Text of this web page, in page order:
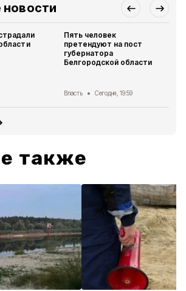
Пять человек
претендуют на пост
губернатора
Белгородской области
Власть Сегодня, 19:59
также